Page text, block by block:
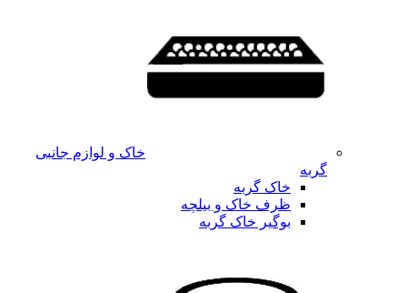
خاک و لوازم جانبی
گربه
خاک گربه
ظرف خاک و بیلچه
بوگیر خاک گربه